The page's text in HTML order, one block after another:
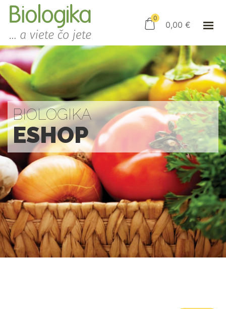
ESHOP
AKO NAKUPOVAŤ
KAMENNÝ OBCHOD
KONTAKT
0
0,00 €
PRIHLÁSENIE
BIOLOGIKA
ESHOP